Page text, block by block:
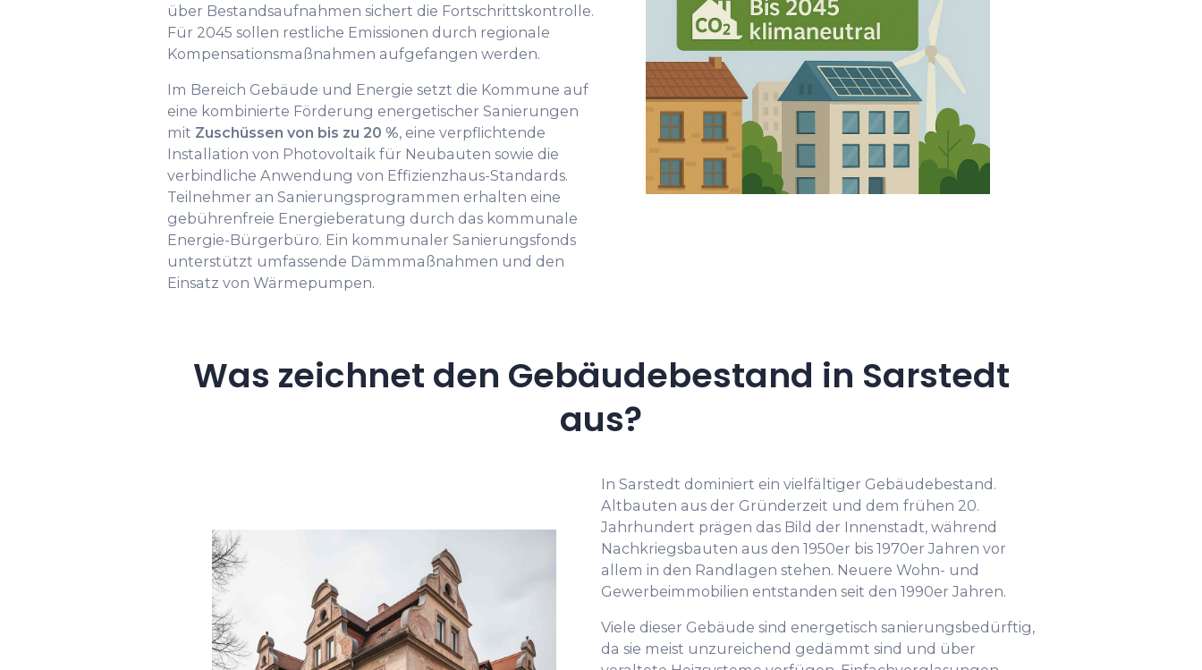
über Bestandsaufnahmen sichert die Fortschrittskontrolle.
Für 2045 sollen restliche Emissionen durch regionale
Kompensationsmaßnahmen aufgefangen werden.
Im Bereich Gebäude und Energie setzt die Kommune auf
eine kombinierte Förderung energetischer Sanierungen
mit Zuschüssen von bis zu 20 %, eine verpflichtende
Installation von Photovoltaik für Neubauten sowie die
verbindliche Anwendung von Effizienzhaus-Standards.
Teilnehmer an Sanierungsprogrammen erhalten eine
gebührenfreie Energieberatung durch das kommunale
Energie-Bürgerbüro. Ein kommunaler Sanierungsfonds
unterstützt umfassende Dämmmaßnahmen und den
Einsatz von Wärmepumpen.
Was zeichnet den Gebäudebestand in Sarstedt
aus?
In Sarstedt dominiert ein vielfältiger Gebäudebestand.
Altbauten aus der Gründerzeit und dem frühen 20.
Jahrhundert prägen das Bild der Innenstadt, während
Nachkriegsbauten aus den 1950er bis 1970er Jahren vor
allem in den Randlagen stehen. Neuere Wohn- und
Gewerbeimmobilien entstanden seit den 1990er Jahren.
Viele dieser Gebäude sind energetisch sanierungsbedürftig,
da sie meist unzureichend gedämmt sind und über